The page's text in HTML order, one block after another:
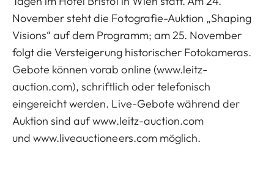
November steht die Fotografie-Auktion „Shaping
Visions“ auf dem Programm; am 25. November
folgt die Versteigerung historischer Fotokameras.
Gebote können vorab online (www.leitz-
auction.com), schriftlich oder telefonisch
eingereicht werden. Live-Gebote während der
Auktion sind aufwww.leitz-auction.com
undwww.liveauctioneers.commöglich.